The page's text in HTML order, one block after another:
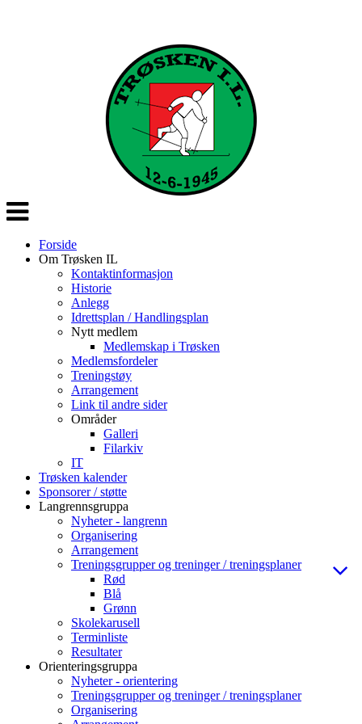
Veksle
navigasjon
Forside
Om Trøsken IL
Kontaktinformasjon
Historie
Anlegg
Idrettsplan / Handlingsplan
Nytt medlem
Medlemskap i Trøsken
Medlemsfordeler
Treningstøy
Arrangement
Link til andre sider
Områder
Galleri
Filarkiv
IT
Trøsken kalender
Sponsorer / støtte
Langrennsgruppa
Nyheter - langrenn
Organisering
Arrangement
Treningsgrupper og treninger / treningsplaner
Rød
Blå
Grønn
Skolekarusell
Terminliste
Resultater
Orienteringsgruppa
Nyheter - orientering
Treningsgrupper og treninger / treningsplaner
Organisering